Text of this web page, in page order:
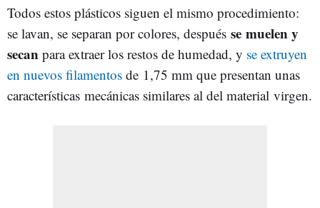
Todos estos plásticos siguen el mismo procedimiento:
se lavan, se separan por colores, después se muelen y
secan para extraer los restos de humedad, y se extruyen
en nuevos filamentos de 1,75 mm que presentan unas
características mecánicas similares al del material virgen.